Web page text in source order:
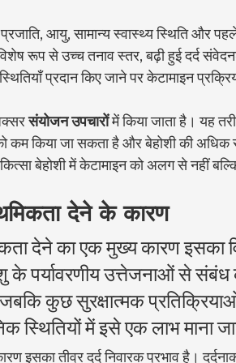
आयु, सामान्य स्वास्थ्य स्थिति और
रूप से उच्च तनाव स्तर, बढ़ी हुई दर्द
प्रदान किए जाने पर केटामाइन
संयोजन उपचारों में किया जाता है। यह
कम किया जा सकता है और बेहोशी की अधिक
बेहोशी में केटामाइन को अलग से नहीं
देने के कारण
देने का एक मुख्य कारण इसका
के पर्यावरणीय उत्तेजनाओं से
कुछ सुरक्षात्मक
स्थितियों में इसे एक लाभ माना
इसका तीव्र दर्द निवारक प्रभाव है।